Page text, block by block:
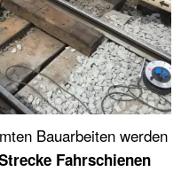
Bauarbeiten werden
Fahrschienen